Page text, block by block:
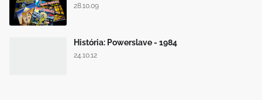
28.10.09
História: Powerslave - 1984
24.10.12